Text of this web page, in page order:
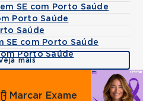
SE com Porto Saúde
Porto Saúde
Saúde
SE com Porto Saúde
Porto Saúde
mais
Agende
por
Marcar Exame